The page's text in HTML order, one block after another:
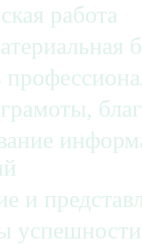
работа
и